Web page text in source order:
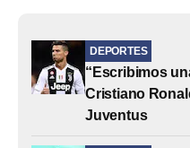
DEPORTES
“Escribimos
Cristiano
Juventus